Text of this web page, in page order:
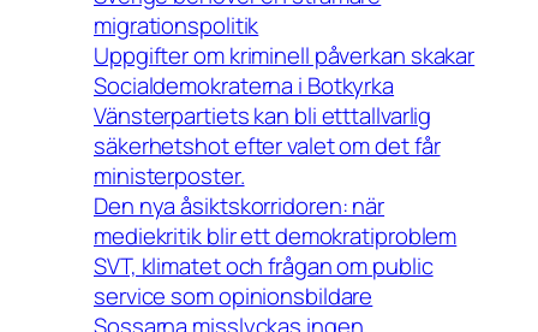
migrationspolitik
Uppgifter om kriminell påverkan skakar
Socialdemokraterna i Botkyrka
Vänsterpartiets kan bli etttallvarlig
säkerhetshot efter valet om det får
ministerposter.
Den nya åsiktskorridoren: när
mediekritik blir ett demokratiproblem
SVT, klimatet och frågan om public
service som opinionsbildare